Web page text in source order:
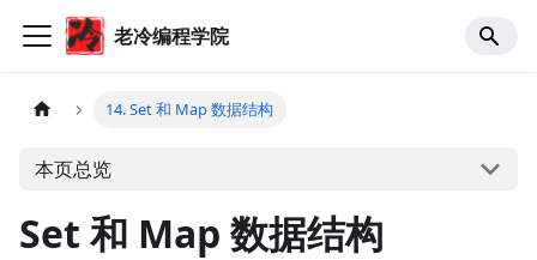
老冷编程学院
14. Set 和 Map 数据结构
本页总览
Set 和 Map 数据结构